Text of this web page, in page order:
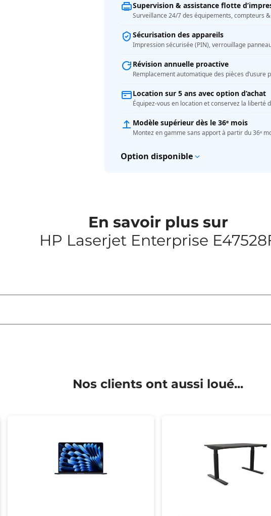
Supervision & assistance flotte
Surveillance 24/7 des équipements, compteurs
Sécurisation des appareils
Impression sécurisée (PIN), verrouillage
Révision annuelle proactive
Remplacement automatique des pièces
Location sur 5 ans avec option d’achat
Équipez-vous en location et conservez la liberté
Modèle supérieur dès le 36ᵉ mois
Montez en gamme sans apport à partir du 36ᵉ
Option disponible
En savoir plus sur
HP Laserjet Enterprise
Nos clients ont aussi loué...